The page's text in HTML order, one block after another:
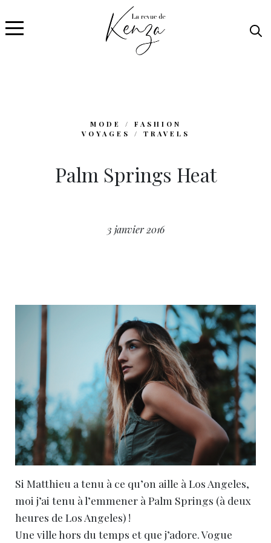
MODE / FASHION
VOYAGES / TRAVELS
Palm Springs Heat
3 janvier 2016
Si Matthieu a tenu à ce qu’on aille à Los Angeles,
moi j’ai tenu à l’emmener à Palm Springs (à deux
heures de Los Angeles) !
Une ville hors du temps et que j’adore. Vogue